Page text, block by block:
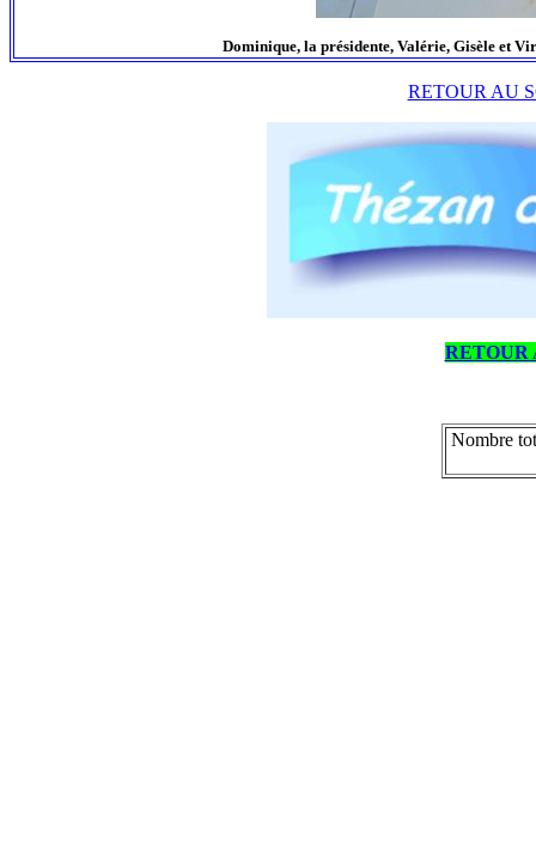
Dominique, la présidente, Valérie, Gisèle et
RETOUR AU
RETOUR
Nombre